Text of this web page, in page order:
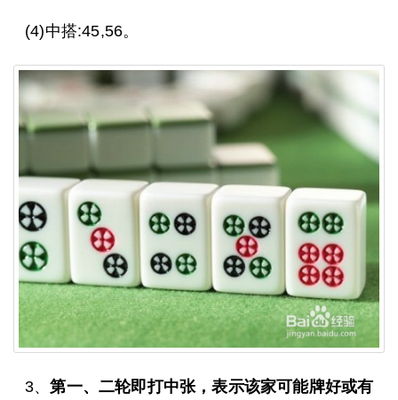
(4)中搭:45,56。
3、第一、二轮即打中张，表示该家可能牌好或有